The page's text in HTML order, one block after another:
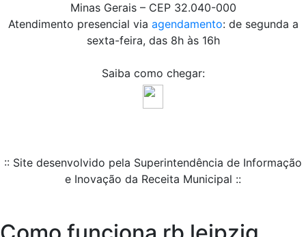
Minas Gerais – CEP 32.040-000
Atendimento presencial via agendamento: de segunda a
sexta-feira, das 8h às 16h
Saiba como chegar:
:: Site desenvolvido pela Superintendência de Informação
e Inovação da Receita Municipal ::